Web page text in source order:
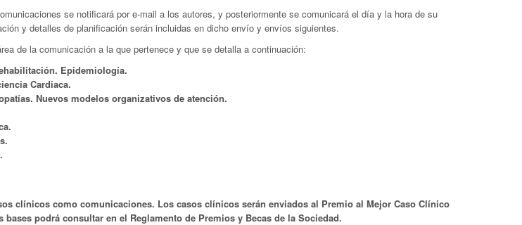
se notificará por e-mail a los autores, y posteriormente se comunicará el día y la hora de su
y detalles de planificación serán incluidas en dicho envío y envíos siguientes.
de la comunicación a la que pertenece y que se detalla a continuación:
Epidemiología.
Cardiaca.
Nuevos modelos organizativos de atención.
clínicos como comunicaciones. Los casos clínicos serán enviados al Premio al Mejor Caso Clínico
bases podrá consultar en el Reglamento de Premios y Becas de la Sociedad.